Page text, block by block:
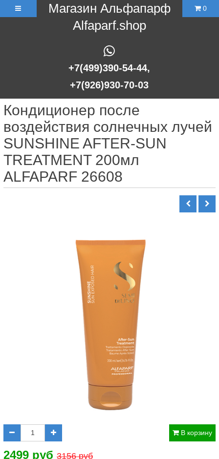
Магазин Альфапарф
Alfaparf.shop
+7(499)390-54-44,
+7(926)930-70-03
0
Кондиционер после
воздействия солнечных лучей
SUNSHINE AFTER-SUN
TREATMENT 200мл
ALFAPARF 26608
В корзину
2499 руб 3156 руб